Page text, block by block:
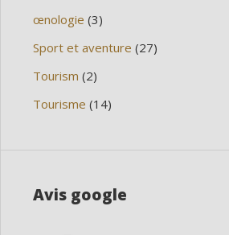
œnologie (3)
Sport et aventure (27)
Tourism (2)
Tourisme (14)
Avis google